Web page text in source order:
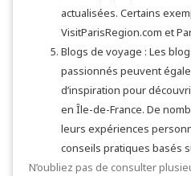
actualisées. Certains
VisitParisRegion.com et
Blogs de voyage : Les
passionnés peuvent
d’inspiration pour
en Île-de-France. De
leurs expériences
conseils pratiques basés
N’oubliez pas de consulter